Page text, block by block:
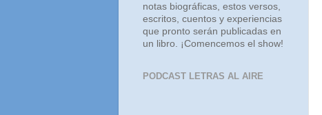
notas biográficas, estos versos,
escritos, cuentos y experiencias
que pronto serán publicadas en
un libro. ¡Comencemos el show!
PODCAST LETRAS AL AIRE